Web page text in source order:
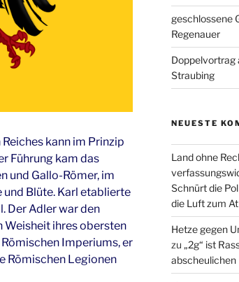
kann im Prinzip
Führung kam das
und Gallo-Römer, im
und Blüte. Karl etablierte
Der Adler war den
Weisheit ihres obersten
Imperiums, er
Römischen Legionen
geschlossene
Regenauer
Doppelvortrag
Straubing
NEUESTE
Land ohne
Schnürt die
die Luft zum
Hetze gegen
zu „2g“ ist
abscheulichen